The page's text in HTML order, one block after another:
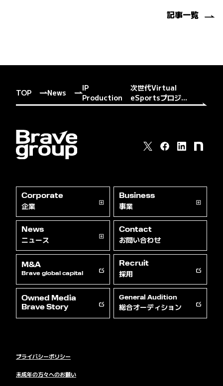
記事一覧
TOP News
IP
Production
次世代Virtual
eSportsプロジ...
Corporate
企業
Business
事業
News
ニュース
Contact
お問い合わせ
M&A
Brave global capital
Recruit
採用
Owned Media
Brave Story
General Audition
総合オーディション
プライバシーポリシー
未成年の方々へのお願い